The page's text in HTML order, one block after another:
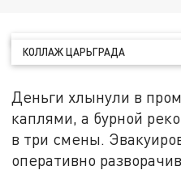
КОЛЛАЖ ЦАРЬГРАДА
Деньги хлынули в
каплями, а бурной
в три смены.
оперативно